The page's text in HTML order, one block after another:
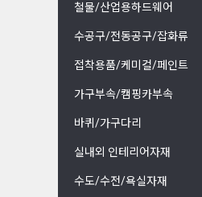
철물/산업용하드웨어
수공구/전동공구/잡화류
접착용품/케미컬/페인트
가구부속/캠핑카부속
바퀴/가구다리
실내외 인테리어자재
수도/수전/욕실자재